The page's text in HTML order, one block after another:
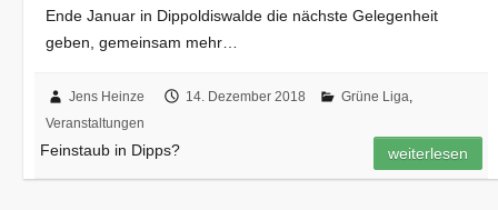
Ende Januar in Dippoldiswalde die nächste Gelegenheit
geben, gemeinsam mehr…
Jens Heinze 14. Dezember 2018 Grüne Liga,
Veranstaltungen
Feinstaub in Dipps? weiterlesen